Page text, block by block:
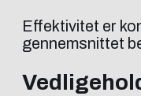
Effektivitet er
gennemsnittet